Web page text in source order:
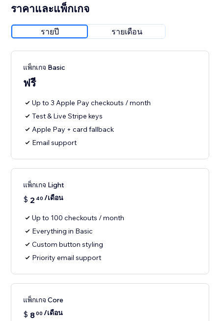
ราคาและแพ็กเกจ
รายปี รายเดือน
แพ็กเกจ Basic
ฟรี
Up to 3 Apple Pay checkouts / month
Test & Live Stripe keys
Apple Pay + card fallback
Email support
แพ็กเกจ Light
$ 2 40 /เดือน
Up to 100 checkouts / month
Everything in Basic
Custom button styling
Priority email support
แพ็กเกจ Core
$ 800 /เดือน